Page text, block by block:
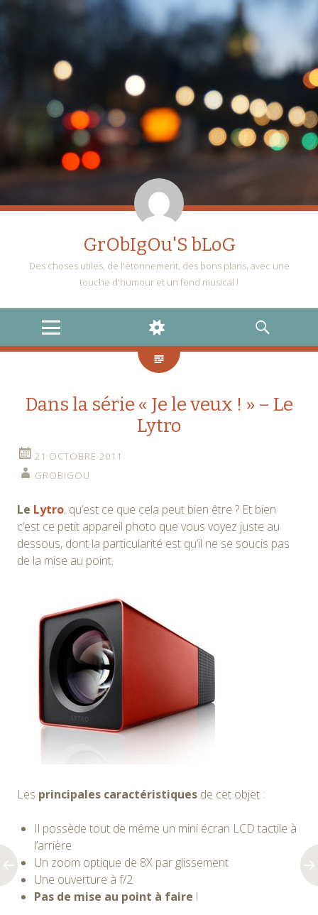
GrObIgOu'S bLoG
Des choses utiles, de l'étonnement, des bons plans, avec une
touche d'humour et un fond musical !
MENU
WIDGETS
RECHERCHE
Dans la série « Je le veux ! » – Le
Lytro
21 OCTOBRE 2011
GROBIGOU
Le Lytro, qu’est ce que cela peut bien être ? Et bien
c’est ce petit appareil photo que vous voyez juste au
dessous, dont la particularité est qu’il ne se soucis pas
de la mise au point.
Les principales caractéristiques de cet objet :
Il possède tout de même un mini écran LCD tactile à
l’arrière
Un zoom optique de 8X par glissement
Une ouverture à f/2
Pas de mise au point à faire !